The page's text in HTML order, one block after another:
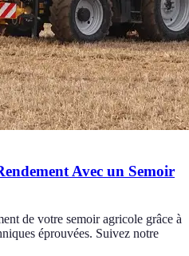
Avec un Semoir
de votre semoir agricole grâce à
éprouvées. Suivez notre